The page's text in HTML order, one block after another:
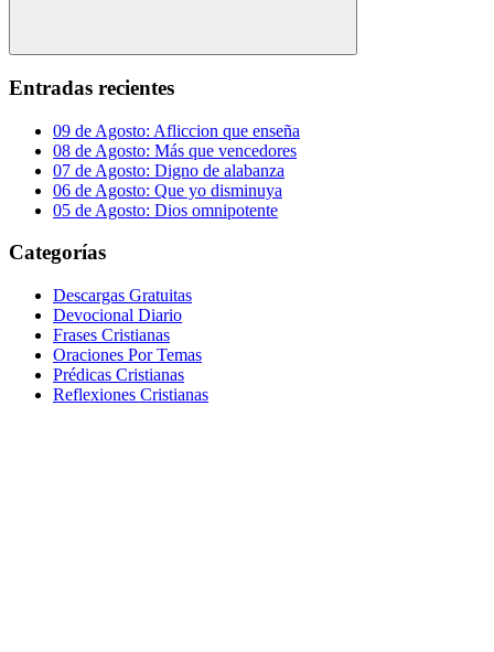
Buscar
Entradas recientes
09 de Agosto: Afliccion que enseña
08 de Agosto: Más que vencedores
07 de Agosto: Digno de alabanza
06 de Agosto: Que yo disminuya
05 de Agosto: Dios omnipotente
Categorías
Descargas Gratuitas
Devocional Diario
Frases Cristianas
Oraciones Por Temas
Prédicas Cristianas
Reflexiones Cristianas